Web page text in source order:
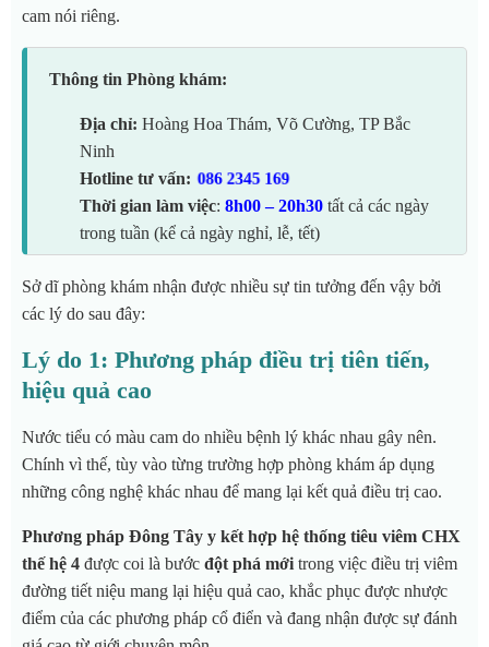
cam nói riêng.
Thông tin Phòng khám:
Địa chỉ: Hoàng Hoa Thám, Võ Cường, TP Bắc
Ninh
Hotline tư vấn: 086 2345 169
Thời gian làm việc: 8h00 – 20h30 tất cả các ngày
trong tuần (kể cả ngày nghỉ, lễ, tết)
Sở dĩ phòng khám nhận được nhiều sự tin tưởng đến vậy bởi
các lý do sau đây:
Lý do 1: Phương pháp điều trị tiên tiến,
hiệu quả cao
Nước tiểu có màu cam do nhiều bệnh lý khác nhau gây nên.
Chính vì thế, tùy vào từng trường hợp phòng khám áp dụng
những công nghệ khác nhau để mang lại kết quả điều trị cao.
Phương pháp Đông Tây y kết hợp hệ thống tiêu viêm CHX
thế hệ 4 được coi là bước đột phá mới trong việc điều trị viêm
đường tiết niệu mang lại hiệu quả cao, khắc phục được nhược
điểm của các phương pháp cổ điển và đang nhận được sự đánh